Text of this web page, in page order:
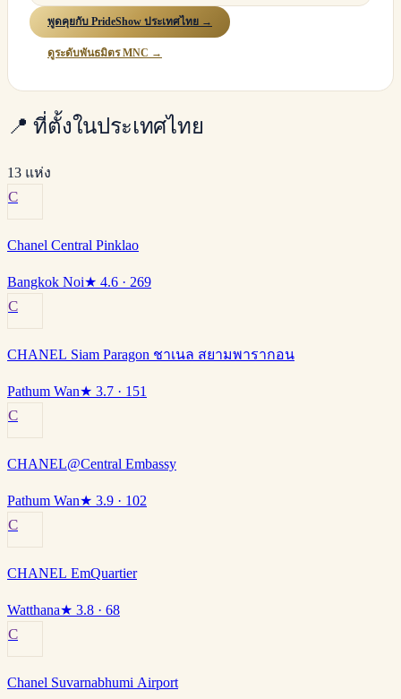
พูดคุยกับ PrideShow ประเทศไทย →
ดูระดับพันธมิตร MNC →
📍 ที่ตั้งในประเทศไทย
13 แห่ง
C
Chanel Central Pinklao
Bangkok Noi★ 4.6 · 269
C
CHANEL Siam Paragon ชาเนล สยามพารากอน
Pathum Wan★ 3.7 · 151
C
CHANEL@Central Embassy
Pathum Wan★ 3.9 · 102
C
CHANEL EmQuartier
Watthana★ 3.8 · 68
C
Chanel Suvarnabhumi Airport